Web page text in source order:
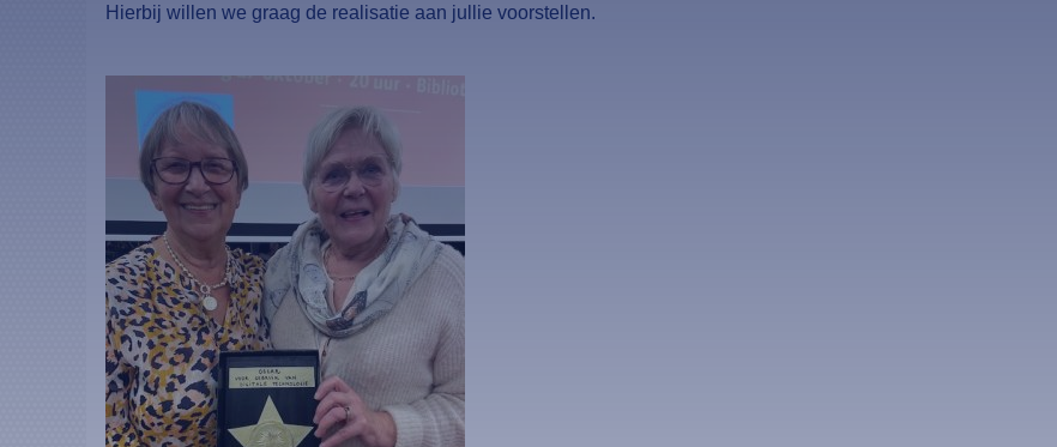
Hierbij willen we graag de realisatie aan jullie voorstellen.